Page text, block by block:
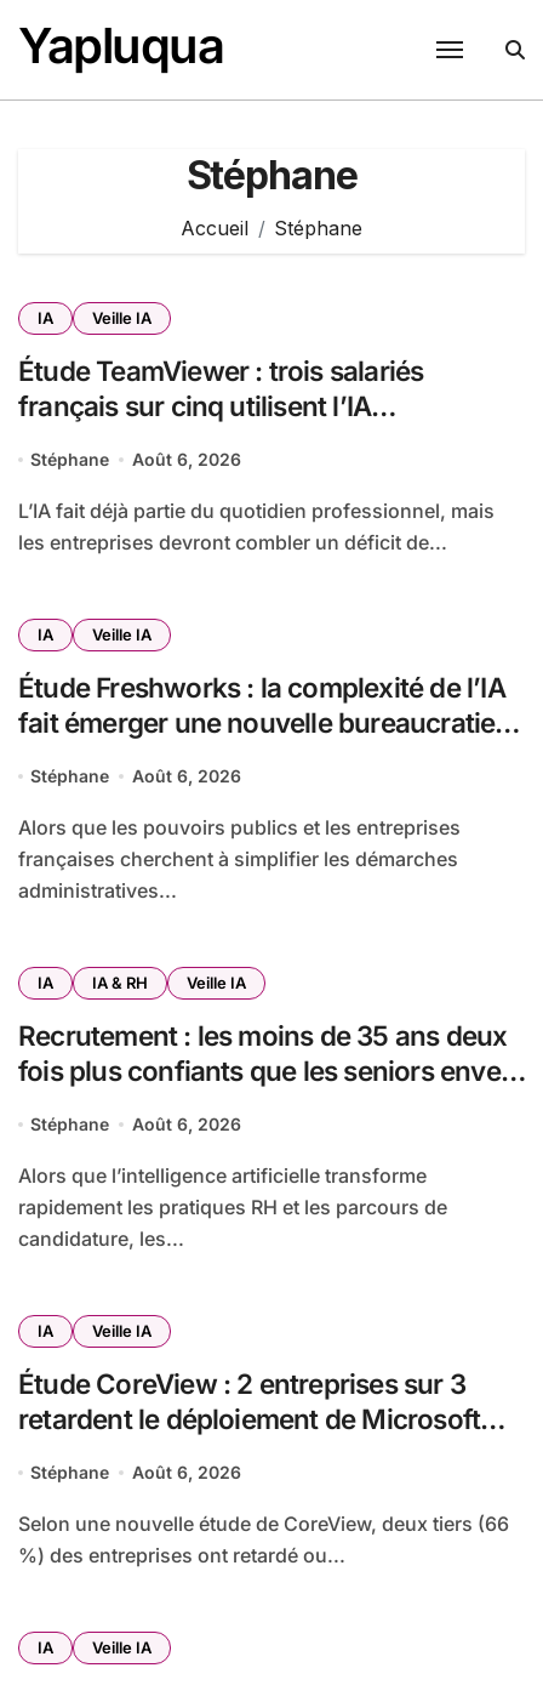
au
contenu
Yapluqua
Stéphane
Accueil Stéphane
IA Veille IA
Étude TeamViewer : trois salariés
français sur cinq utilisent l’IA
garder un droit de regard
Stéphane Août 6, 2026
L’IA fait déjà partie du quotidien professionnel, mais
les entreprises devront combler un déficit de...
IA Veille IA
Étude Freshworks : la complexité de l’IA
fait émerger une nouvelle bureaucratie
Stéphane Août 6, 2026
Alors que les pouvoirs publics et les entreprises
françaises cherchent à simplifier les démarches
administratives...
IA IA & RH Veille IA
Recrutement : les moins de 35 ans deux
fois plus confiants que les seniors envers
Stéphane Août 6, 2026
Alors que l’intelligence artificielle transforme
rapidement les pratiques RH et les parcours de
candidature, les...
IA Veille IA
Étude CoreView : 2 entreprises sur 3
retardent le déploiement de Microsoft
SharePoint
Stéphane Août 6, 2026
Selon une nouvelle étude de CoreView, deux tiers (66
%) des entreprises ont retardé ou...
IA Veille IA